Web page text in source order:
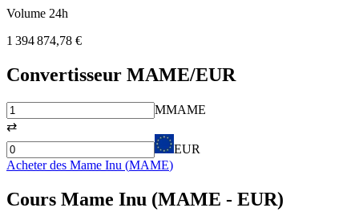
Volume 24h
1 394 874,78 €
Convertisseur MAME/EUR
MMAME
⇄
EUR
Acheter des Mame Inu (MAME)
Cours Mame Inu (MAME - EUR)